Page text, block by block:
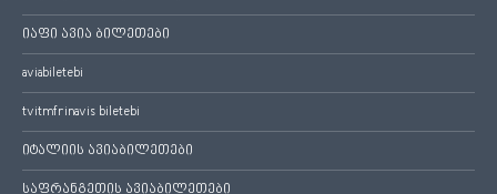
იაფი ავია ბილეთები
aviabiletebi
tvitmfrinavis biletebi
იტალიის ავიაბილეთები
საფრანგეთის ავიაბილეთები